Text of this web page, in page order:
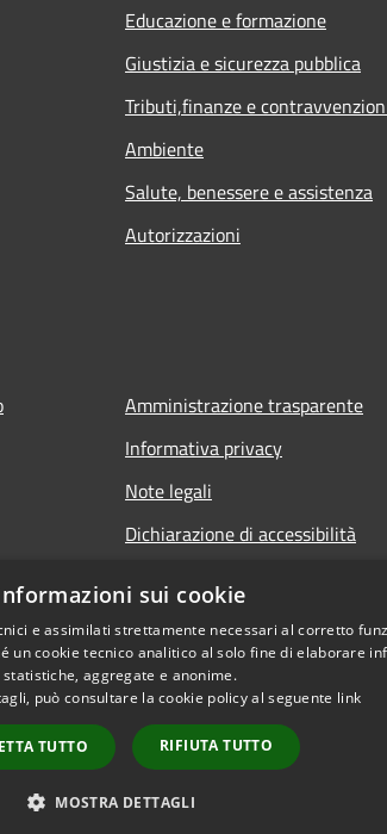
Educazione e formazione
Giustizia e sicurezza pubblica
Tributi,finanze e
Ambiente
Salute, benessere e assistenza
Autorizzazioni
Amministrazione trasparente
Informativa privacy
Note legali
Dichiarazione di accessibilità
Copyright © 2026 • Comune
sui cookie
e assimilati strettamente necessari al corretto
un cookie tecnico analitico al solo fine di elaborare
statistiche, aggregate e anonime.
può consultare la cookie policy al seguente link
TUTTO RIFIUTA TUTTO
MOSTRA DETTAGLI